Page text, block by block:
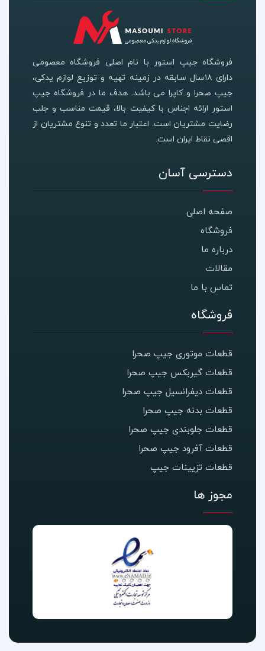
فروشگاه جیپ استور با نام اصلی فروشگاه معصومی
دارای ۱۸سال سابقه در زمینه تهیه و توزیع لوازم یدکی،
جیپ صحرا و کاپرا می باشد. هدف ما در فروشگاه جیپ
استور ارائه اجناس با کیفیت بالا، قیمت مناسب و جلب
رضایت مشتریان است. اعتبار ما تعدد و تنوع مشتریان از
اقصی نقاط ایران است.
دسترسی آسان
صفحه اصلی
فروشگاه
درباره ما
مقالات
تماس با ما
فروشگاه
قطعات موتوری جیپ صحرا
قطعات گیربکس جیپ صحرا
قطعات دیفرانسیل جیپ صحرا
قطعات بدنه جیپ صحرا
قطعات جلوبندی جیپ صحرا
قطعات آفرود جیپ صحرا
قطعات تزیینات جیپ
مجوز ها